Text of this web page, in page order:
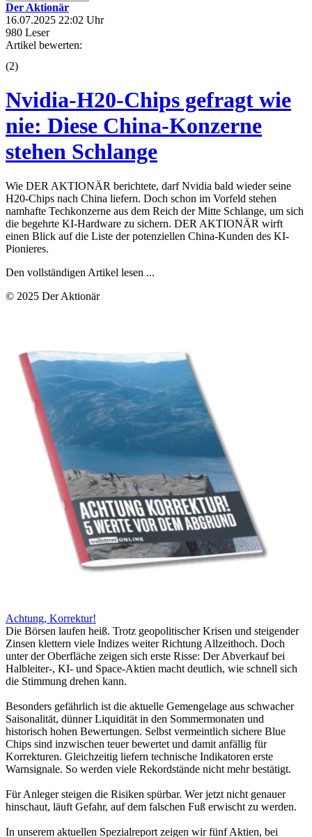
Der Aktionär
16.07.2025 22:02 Uhr
980 Leser
Artikel bewerten:
(2)
Nvidia-H20-Chips gefragt wie
nie: Diese China-Konzerne
stehen Schlange
Wie DER AKTIONÄR berichtete, darf Nvidia bald wieder seine
H20-Chips nach China liefern. Doch schon im Vorfeld stehen
namhafte Techkonzerne aus dem Reich der Mitte Schlange, um sich
die begehrte KI-Hardware zu sichern. DER AKTIONÄR wirft
einen Blick auf die Liste der potenziellen China-Kunden des KI-
Pionieres.
Den vollständigen Artikel lesen ...
© 2025 Der Aktionär
Achtung, Korrektur!
Die Börsen laufen heiß. Trotz geopolitischer Krisen und steigender
Zinsen klettern viele Indizes weiter Richtung Allzeithoch. Doch
unter der Oberfläche zeigen sich erste Risse: Der Abverkauf bei
Halbleiter-, KI- und Space-Aktien macht deutlich, wie schnell sich
die Stimmung drehen kann.
Besonders gefährlich ist die aktuelle Gemengelage aus schwacher
Saisonalität, dünner Liquidität in den Sommermonaten und
historisch hohen Bewertungen. Selbst vermeintlich sichere Blue
Chips sind inzwischen teuer bewertet und damit anfällig für
Korrekturen. Gleichzeitig liefern technische Indikatoren erste
Warnsignale. So werden viele Rekordstände nicht mehr bestätigt.
Für Anleger steigen die Risiken spürbar. Wer jetzt nicht genauer
hinschaut, läuft Gefahr, auf dem falschen Fuß erwischt zu werden.
In unserem aktuellen Spezialreport zeigen wir fünf Aktien, bei